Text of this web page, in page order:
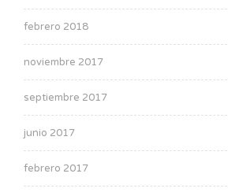
febrero 2018
noviembre 2017
septiembre 2017
junio 2017
febrero 2017